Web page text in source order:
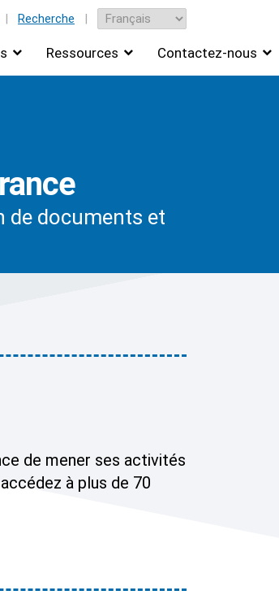
Ressources Contactez-nous
| Recherche |
de documents et
de mener ses activités
à plus de 70